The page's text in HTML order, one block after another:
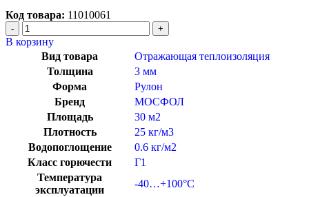
Код товара: 11010061
В корзину
Вид товара
Отражающая теплоизоляция
Толщина
3 мм
Форма
Рулон
Бренд
МОСФОЛ
Площадь
30 м2
Плотность
25 кг/м3
Водопоглощение
0.6 кг/м2
Класс горючести
Г1
Температура
эксплуатации
-40…+100°C